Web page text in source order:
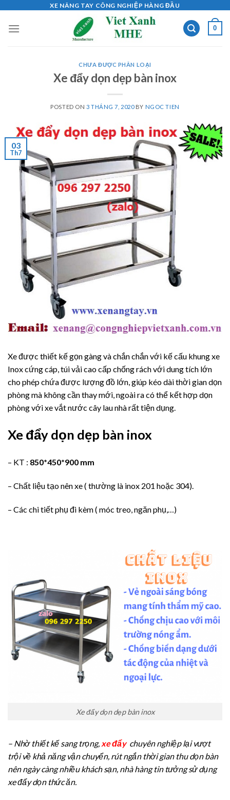
content
XE NÂNG TAY CÔNG NGHIỆP HÀNG ĐẦU
0
CHƯA ĐƯỢC PHÂN LOẠI
Xe đẩy dọn dẹp bàn inox
POSTED ON 3 THÁNG 7, 2020BY NGOC TIEN
03
Th7
Xe được thiết kế gọn gàng và chắn chắn với kế cấu khung xe
Inox cứng cáp, túi vải cao cấp chống rách với dung tích lớn
cho phép chứa được lượng đồ lớn, giúp kéo dài thời gian dọn
phòng mà không cần thay mới, ngoài ra có thể kết hợp dọn
phòng với xe vắt nước cây lau nhà rất tiện dụng.
Xe đẩy dọn dẹp bàn inox
– KT : 850*450*900 mm
– Chất liệu tạo nên xe ( thường là inox 201 hoặc 304).
– Các chi tiết phụ đi kèm ( móc treo, ngăn phụ,…)
Xe đẩy dọn dẹp bàn inox
– Nhờ thiết kế sang trọng, xe đẩychuyên nghiệp lại vượt
trội về khả năng vận chuyển, rút ngắn thời gian thu dọn bàn
nên ngày càng nhiều khách sạn, nhà hàng tin tưởng sử dụng
xe đẩy dọn thức ăn.